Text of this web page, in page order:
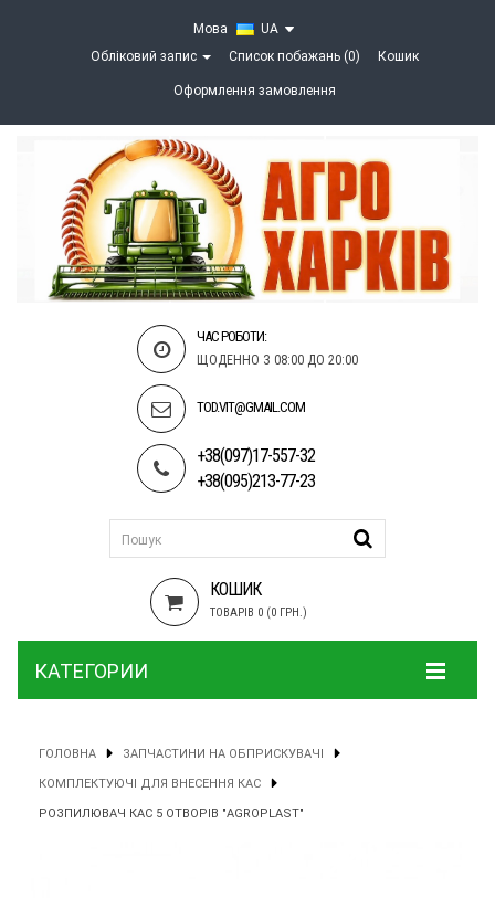
Мова
UA
Обліковий запис
Список побажань (0) Кошик
Оформлення замовлення
ЧАС РОБОТИ:
ЩОДЕННО З 08:00 ДО 20:00
TOD.VIT@GMAIL.COM
+38(097)17-557-32
+38(095)213-77-23
КОШИК
ТОВАРІВ 0 (0 ГРН.)
КАТЕГОРИИ
ГОЛОВНА ЗАПЧАСТИНИ НА ОБПРИСКУВАЧІ
КОМПЛЕКТУЮЧІ ДЛЯ ВНЕСЕННЯ КАС
РОЗПИЛЮВАЧ КАС 5 ОТВОРІВ "AGROPLAST"